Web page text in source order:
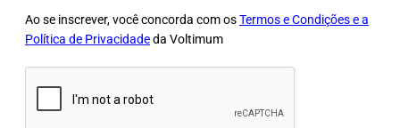
Ao se inscrever, você concorda com osTermos e Condições e a
Política de Privacidadeda Voltimum